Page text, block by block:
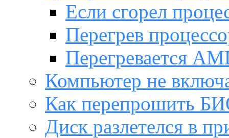
Если сгорел
Перегрев
Перегревается
Компьютер не
Как перепрошить
Диск разлетелся в